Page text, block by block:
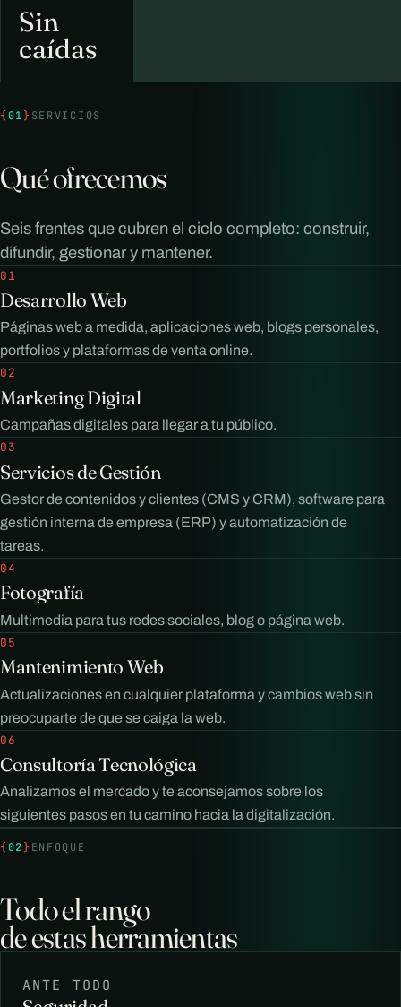
Sin
caídas
{01}SERVICIOS
Qué ofrecemos
Seis frentes que cubren el ciclo completo: construir,
difundir, gestionar y mantener.
01
Desarrollo Web
Páginas web a medida, aplicaciones web, blogs personales,
portfolios y plataformas de venta online.
02
Marketing Digital
Campañas digitales para llegar a tu público.
03
Servicios de Gestión
Gestor de contenidos y clientes (CMS y CRM), software para
gestión interna de empresa (ERP) y automatización de
tareas.
04
Fotografía
Multimedia para tus redes sociales, blog o página web.
05
Mantenimiento Web
Actualizaciones en cualquier plataforma y cambios web sin
preocuparte de que se caiga la web.
06
Consultoría Tecnológica
Analizamos el mercado y te aconsejamos sobre los
siguientes pasos en tu camino hacia la digitalización.
{02}ENFOQUE
Todo el rango
de estas herramientas
ANTE TODO